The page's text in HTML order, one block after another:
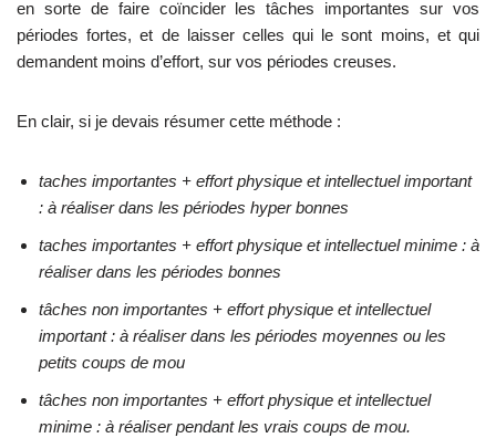
en sorte de faire coïncider les tâches importantes sur vos
périodes fortes, et de laisser celles qui le sont moins, et qui
demandent moins d’effort, sur vos périodes creuses.
En clair, si je devais résumer cette méthode :
taches importantes + effort physique et intellectuel important
: à réaliser dans les périodes hyper bonnes
taches importantes + effort physique et intellectuel minime : à
réaliser dans les périodes bonnes
tâches non importantes + effort physique et intellectuel
important : à réaliser dans les périodes moyennes ou les
petits coups de mou
tâches non importantes + effort physique et intellectuel
minime : à réaliser pendant les vrais coups de mou.